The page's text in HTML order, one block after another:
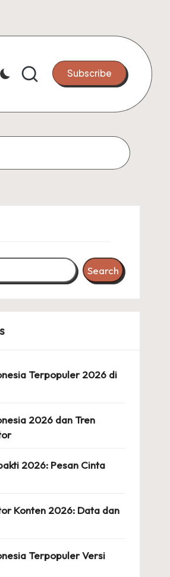
Subscribe
Search
Terpopuler 2026 di
2026 dan Tren
2026: Pesan Cinta
Konten 2026: Data dan
Terpopuler Versi